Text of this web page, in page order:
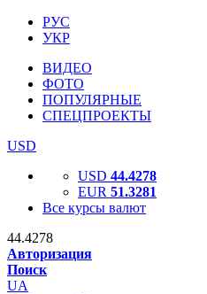
РУС
УКР
ВИДЕО
ФОТО
ПОПУЛЯРНЫЕ
СПЕЦПРОЕКТЫ
USD
USD 44.4278
EUR 51.3281
Все курсы валют
44.4278
Авторизация
Поиск
UA